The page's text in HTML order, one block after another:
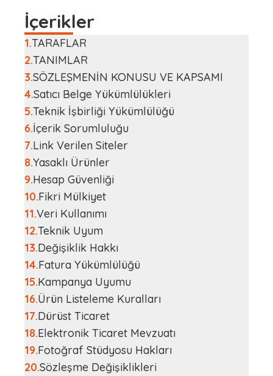
İçerikler
1.TARAFLAR
2.TANIMLAR
3.SÖZLEŞMENİN KONUSU VE KAPSAMI
4.Satıcı Belge Yükümlülükleri
5.Teknik İşbirliği Yükümlülüğü
6.İçerik Sorumluluğu
7.Link Verilen Siteler
8.Yasaklı Ürünler
9.Hesap Güvenliği
10.Fikri Mülkiyet
11.Veri Kullanımı
12.Teknik Uyum
13.Değişiklik Hakkı
14.Fatura Yükümlülüğü
15.Kampanya Uyumu
16.Ürün Listeleme Kuralları
17.Dürüst Ticaret
18.Elektronik Ticaret Mevzuatı
19.Fotoğraf Stüdyosu Hakları
20.Sözleşme Değişiklikleri